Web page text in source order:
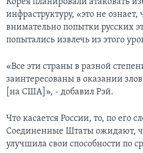
Корея планировали атаковать
инфраструктуру, «это не
внимательно попытки русских
попытались извлечь из этого
«Все эти страны в разной
заинтересованы в оказании
[на США]», - добавил Рэй.
Что касается России, то, по его
Соединенные Штаты ожидают,
улучшила свои способности по